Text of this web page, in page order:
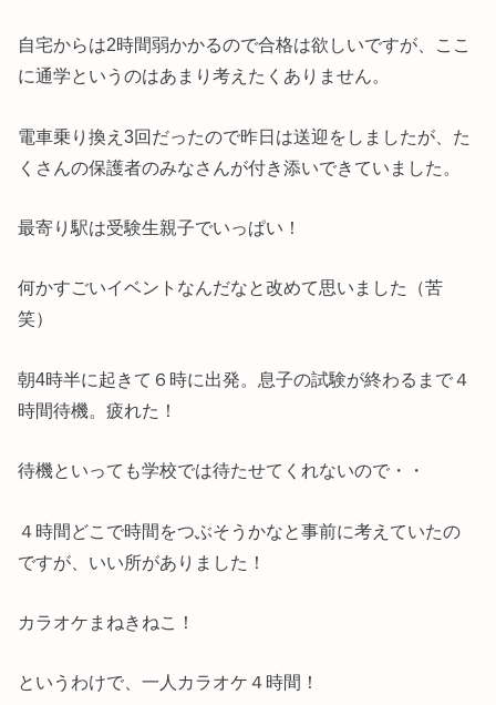
自宅からは2時間弱かかるので合格は欲しいですが、ここ
に通学というのはあまり考えたくありません。
電車乗り換え3回だったので昨日は送迎をしましたが、た
くさんの保護者のみなさんが付き添いできていました。
最寄り駅は受験生親子でいっぱい！
何かすごいイベントなんだなと改めて思いました（苦
笑）
朝4時半に起きて６時に出発。息子の試験が終わるまで４
時間待機。疲れた！
待機といっても学校では待たせてくれないので・・
４時間どこで時間をつぶそうかなと事前に考えていたの
ですが、いい所がありました！
カラオケまねきねこ！
というわけで、一人カラオケ４時間！